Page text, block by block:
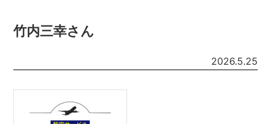
竹内三幸さん
2026.5.25